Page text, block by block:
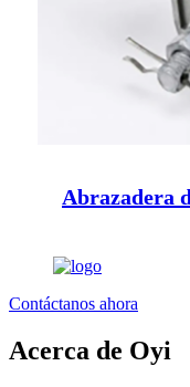
Abrazadera
Contáctanos ahora
Acerca de Oyi